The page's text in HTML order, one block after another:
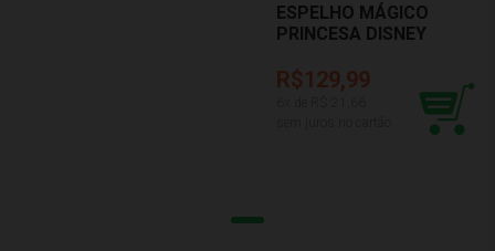
ESPELHO MÁGICO
PRINCESA DISNEY
R$129,99